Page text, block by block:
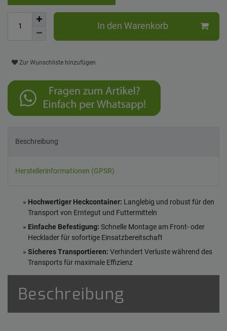
In den Warenkorb
Zur Wunschliste hinzufügen
Beschreibung
Herstellerinformationen (GPSR)
Hochwertiger Heckcontainer: Langlebig und robust für den
Transport von Erntegut und Futtermitteln
Einfache Befestigung: Schnelle Montage am Front- oder
Hecklader für sofortige Einsatzbereitschaft
Sicheres Transportieren: Verhindert Verluste während des
Transports für maximale Effizienz
Beschreibung